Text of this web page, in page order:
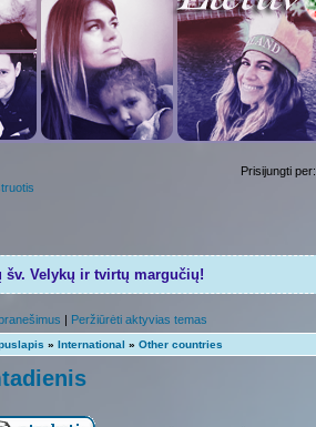
Prisijungti per:
šv. Velykų ir tvirtų margučių!
| Peržiūrėti aktyvias temas
» International » Other countries